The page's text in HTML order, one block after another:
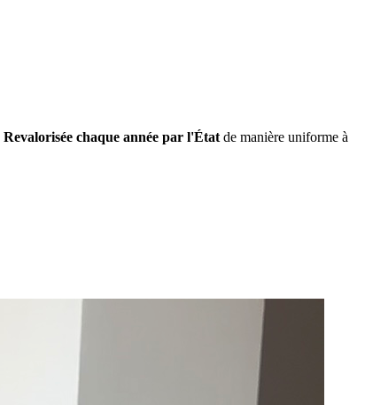
Revalorisée chaque année par l'État de manière uniforme à